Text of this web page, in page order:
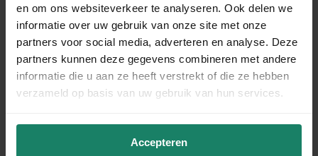
en om ons websiteverkeer te analyseren. Ook delen we
informatie over uw gebruik van onze site met onze
partners voor social media, adverteren en analyse. Deze
partners kunnen deze gegevens combineren met andere
informatie die u aan ze heeft verstrekt of die ze hebben
verzameld op basis van uw gebruik van hun services.
Accepteren